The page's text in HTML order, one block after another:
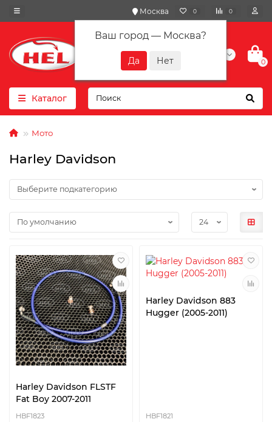
Москва
Ваш город — Москва?
0 0
+7(901) 417-10-01
0
Каталог
Мото
Harley Davidson
Harley Davidson FLSTF
Fat Boy 2007-2011
HBF1823
Harley Davidson 883
Hugger (2005-2011)
HBF1821